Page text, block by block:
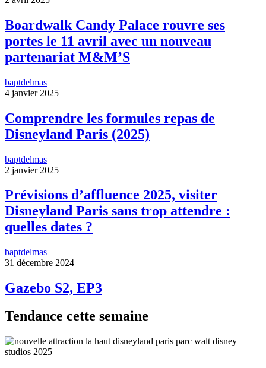
Boardwalk Candy Palace rouvre ses
portes le 11 avril avec un nouveau
partenariat M&M’S
baptdelmas
4 janvier 2025
Comprendre les formules repas de
Disneyland Paris (2025)
baptdelmas
2 janvier 2025
Prévisions d’affluence 2025, visiter
Disneyland Paris sans trop attendre :
quelles dates ?
baptdelmas
31 décembre 2024
Gazebo S2, EP3
Tendance cette semaine